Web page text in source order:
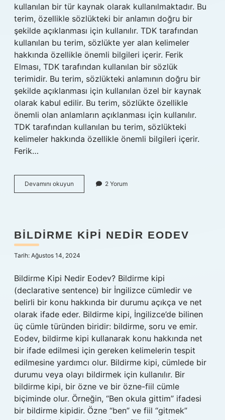
kullanılan bir tür kaynak olarak kullanılmaktadır. Bu
terim, özellikle sözlükteki bir anlamın doğru bir
şekilde açıklanması için kullanılır. TDK tarafından
kullanılan bu terim, sözlükte yer alan kelimeler
hakkında özellikle önemli bilgileri içerir. Ferik
Elması, TDK tarafından kullanılan bir sözlük
terimidir. Bu terim, sözlükteki anlamının doğru bir
şekilde açıklanması için kullanılan özel bir kaynak
olarak kabul edilir. Bu terim, sözlükte özellikle
önemli olan anlamların açıklanması için kullanılır.
TDK tarafından kullanılan bu terim, sözlükteki
kelimeler hakkında özellikle önemli bilgileri içerir.
Ferik…
Devamını okuyun
Elması
2 Yorum
BILDIRME KIPI NEDIR EODEV
Tarih: Ağustos 14, 2024
Bildirme Kipi Nedir Eodev? Bildirme kipi
(declarative sentence) bir İngilizce cümledir ve
belirli bir konu hakkında bir durumu açıkça ve net
olarak ifade eder. Bildirme kipi, İngilizce’de bilinen
üç cümle türünden biridir: bildirme, soru ve emir.
Eodev, bildirme kipi kullanarak konu hakkında net
bir ifade edilmesi için gereken kelimelerin tespit
edilmesine yardımcı olur. Bildirme kipi, cümlede bir
durumu veya olayı bildirmek için kullanılır. Bir
bildirme kipi, bir özne ve bir özne-fiil cümle
biçiminde olur. Örneğin, “Ben okula gittim” ifadesi
bir bildirme kipidir. Özne “ben” ve fiil “gitmek”